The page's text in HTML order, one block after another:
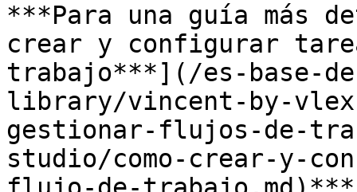
***Para una guía más
crear y configurar
trabajo***](/es-base-
library/vincent-by-
gestionar-flujos-de-
studio/como-crear-y-